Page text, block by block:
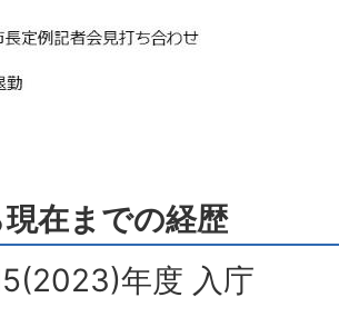
在までの経歴
年度 入庁